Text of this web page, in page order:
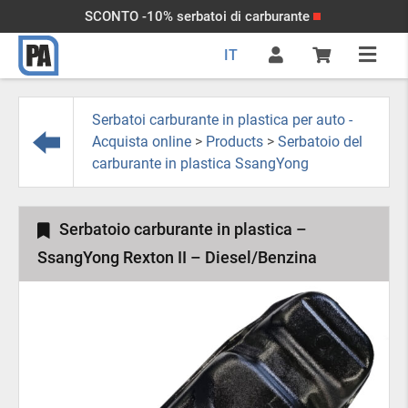
SCONTO -10% serbatoi di carburante
IT
Serbatoi carburante in plastica per auto -
Acquista online > Products > Serbatoio del
carburante in plastica SsangYong
Serbatoio carburante in plastica –
SsangYong Rexton II – Diesel/Benzina